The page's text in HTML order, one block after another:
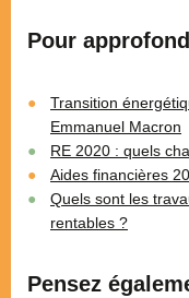
Pour
Transition
Emmanuel Macron
RE 2020 : quels
Aides financières
Quels sont les
rentables ?
Pensez